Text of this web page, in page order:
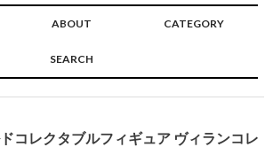
ABOUT CATEGORY
SEARCH
コレクタブルフィギュア ヴィランコレ